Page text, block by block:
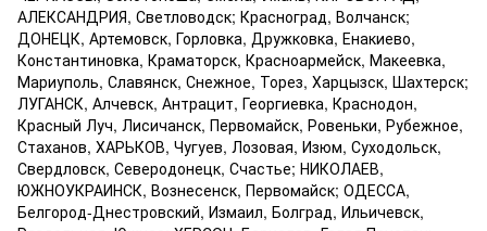
АЛЕКСАНДРИЯ, Светловодск; Красноград, Волчанск;
ДОНЕЦК, Артемовск, Горловка, Дружковка, Енакиево,
Константиновка, Краматорск, Красноармейск, Макеевка,
Мариуполь, Славянск, Снежное, Торез, Харцызск, Шахтерск;
ЛУГАНСК, Алчевск, Антрацит, Георгиевка, Краснодон,
Красный Луч, Лисичанск, Первомайск, Ровеньки, Рубежное,
Стаханов, ХАРЬКОВ, Чугуев, Лозовая, Изюм, Суходольск,
Свердловск, Северодонецк, Счастье; НИКОЛАЕВ,
ЮЖНОУКРАИНСК, Вознесенск, Первомайск; ОДЕССА,
Белгород-Днестровский, Измаил, Болград, Ильичевск,